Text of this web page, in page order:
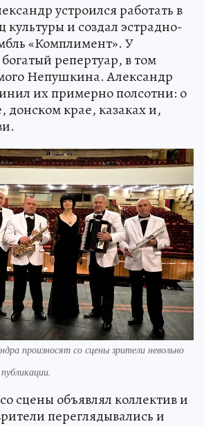
устроился работать в
и создал эстрадно-
«Комплимент». У
репертуар, в том
Непушкина. Александр
их примерно полсотни: о
донском крае, казаках и,
произносят со сцены зрители невольно
сцены объявлял коллектив и
переглядывались и